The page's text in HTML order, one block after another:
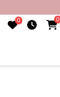
0 0